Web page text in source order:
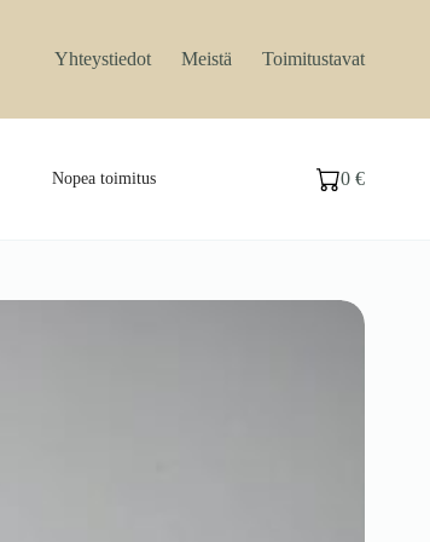
Yhteystiedot Meistä Toimitustavat
Nopea toimitus Ostoskori
0€